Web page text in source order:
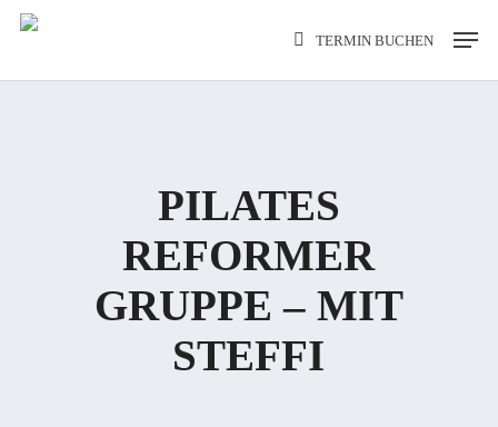
Skip
TERMIN BUCHEN
Menu
PILATES
REFORMER
GRUPPE – MIT
STEFFI